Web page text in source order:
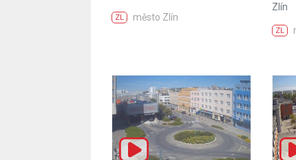
ZL město Zlín
Zlín
ZL